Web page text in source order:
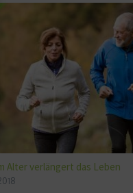
Alter verlängert das Leben